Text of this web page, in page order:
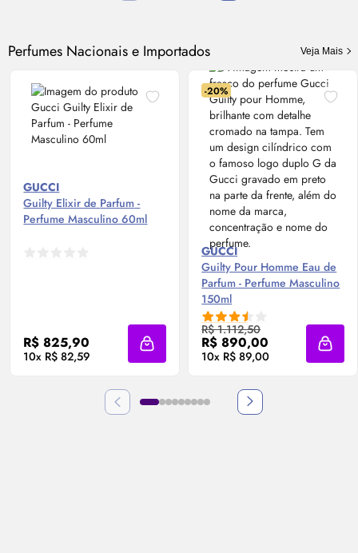
Perfumes Nacionais e Importados Veja Mais
GUCCI
Guilty Elixir de Parfum -
Perfume Masculino 60ml
R$ 825,90
10x R$ 82,59 Adicionar à sacola
-20%
GUCCI
Guilty Pour Homme Eau de
Parfum - Perfume Masculino
150ml
R$ 1.112,50
R$ 890,00
10x R$ 89,00